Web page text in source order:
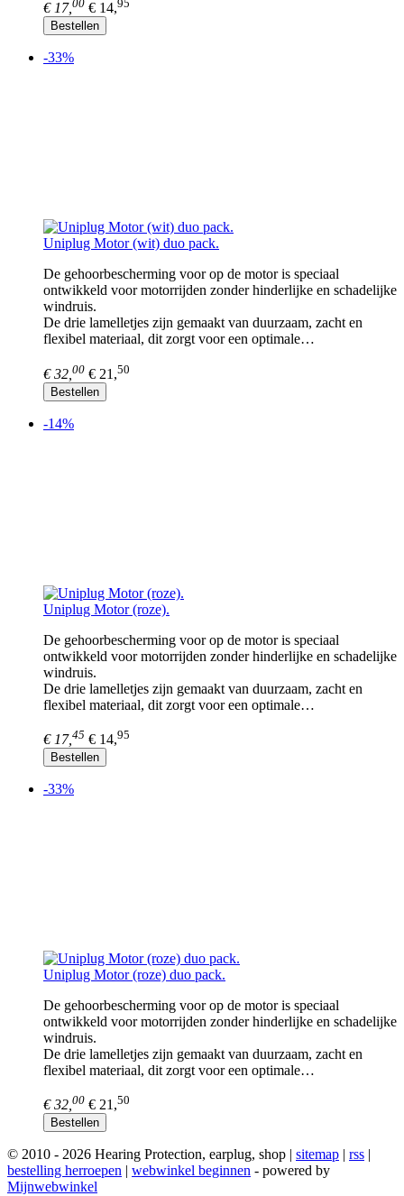
€ 17, 00 € 14,95
Bestellen
-33%
Uniplug Motor (wit) duo pack.
De gehoorbescherming voor op de motor is speciaal
ontwikkeld voor motorrijden zonder hinderlijke en schadelijke
windruis.
De drie lamelletjes zijn gemaakt van duurzaam, zacht en
flexibel materiaal, dit zorgt voor een optimale…
€ 32, 00 € 21,50
Bestellen
-14%
Uniplug Motor (roze).
De gehoorbescherming voor op de motor is speciaal
ontwikkeld voor motorrijden zonder hinderlijke en schadelijke
windruis.
De drie lamelletjes zijn gemaakt van duurzaam, zacht en
flexibel materiaal, dit zorgt voor een optimale…
€ 17, 45 € 14,95
Bestellen
-33%
Uniplug Motor (roze) duo pack.
De gehoorbescherming voor op de motor is speciaal
ontwikkeld voor motorrijden zonder hinderlijke en schadelijke
windruis.
De drie lamelletjes zijn gemaakt van duurzaam, zacht en
flexibel materiaal, dit zorgt voor een optimale…
€ 32, 00 € 21,50
Bestellen
© 2010 - 2026 Hearing Protection, earplug, shop | sitemap | rss |
bestelling herroepen | webwinkel beginnen - powered by
Mijnwebwinkel